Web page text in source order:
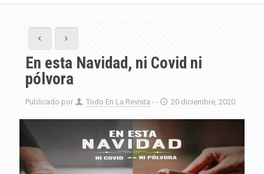
En esta Navidad, ni Covid ni
pólvora
Publicado por Todo En La Revista - - 20 diciembre, 2020